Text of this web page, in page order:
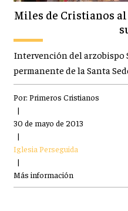
Miles de Cristianos
Intervención del arzobispo
permanente de la Santa
Por: Primeros Cristianos
|
30 de mayo de 2013
|
Iglesia Perseguida
|
Más información